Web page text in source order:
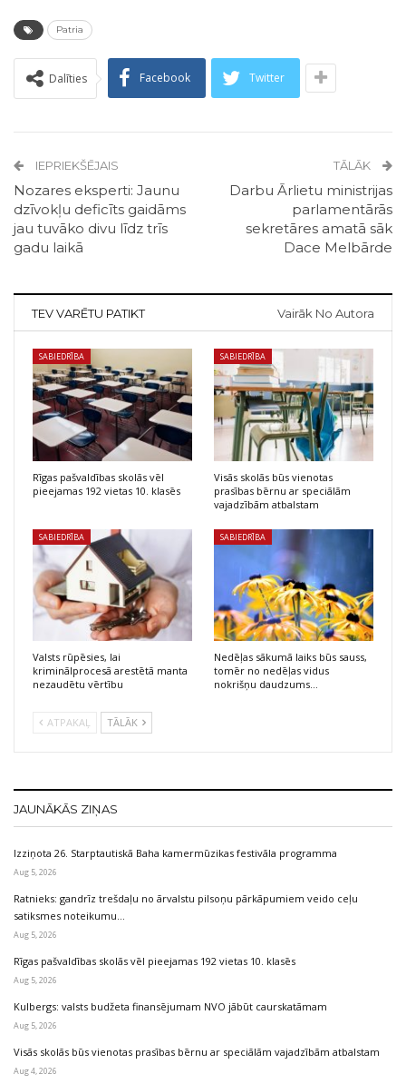
Patria
Dalīties Facebook Twitter
IEPRIEKŠĒJAIS
Nozares eksperti: Jaunu
dzīvokļu deficīts gaidāms
jau tuvāko divu līdz trīs
gadu laikā
TĀLĀK
Darbu Ārlietu ministrijas
parlamentārās
sekretāres amatā sāk
Dace Melbārde
TEV VARĒTU PATIKT Vairāk No Autora
SABIEDRĪBA
Rīgas pašvaldības skolās vēl
pieejamas 192 vietas 10. klasēs
SABIEDRĪBA
Visās skolās būs vienotas
prasības bērnu ar speciālām
vajadzībām atbalstam
SABIEDRĪBA
Valsts rūpēsies, lai
kriminālprocesā arestētā manta
nezaudētu vērtību
SABIEDRĪBA
Nedēļas sākumā laiks būs sauss,
tomēr no nedēļas vidus
nokrišņu daudzums…
ATPAKAĻ TĀLĀK
JAUNĀKĀS ZIŅAS
Izziņota 26. Starptautiskā Baha kamermūzikas festivāla programma
Aug 5, 2026
Ratnieks: gandrīz trešdaļu no ārvalstu pilsoņu pārkāpumiem veido ceļu
satiksmes noteikumu…
Aug 5, 2026
Rīgas pašvaldības skolās vēl pieejamas 192 vietas 10. klasēs
Aug 5, 2026
Kulbergs: valsts budžeta finansējumam NVO jābūt caurskatāmam
Aug 5, 2026
Visās skolās būs vienotas prasības bērnu ar speciālām vajadzībām atbalstam
Aug 4, 2026